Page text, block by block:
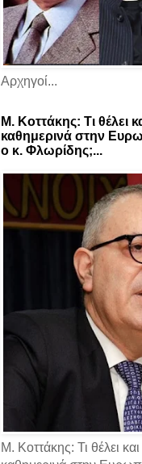
Αρχηγοί...
Μ. Κοττάκης: Τι θέλει
καθημερινά στην
ο κ. Φλωρίδης;...
Μ. Κοττάκης: Τι θέλει